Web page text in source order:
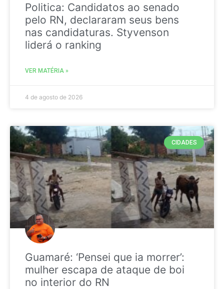
Politica: Candidatos ao senado
pelo RN, declararam seus bens
nas candidaturas. Styvenson
liderá o ranking
VER MATÉRIA »
4 de agosto de 2026
CIDADES
Guamaré: ‘Pensei que ia morrer’:
mulher escapa de ataque de boi
no interior do RN